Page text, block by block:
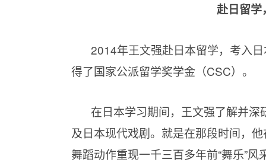
赴日留学
2014年王文强赴日本留学，考入
得了国家公派留学奖学金（CSC）。
在日本学习期间，王文强了解并
及日本现代戏剧。就是在那段时间，
舞蹈动作重现一千三百多年前“舞乐”